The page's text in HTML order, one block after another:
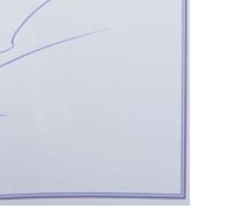
Casio Nam MTS-